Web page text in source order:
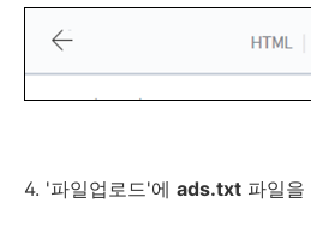
4. '파일업로드'에 ads.txt 파일을